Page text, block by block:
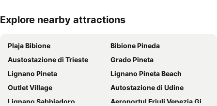
Explore nearby attractions
Plaja Bibione
Bibione Pineda
Austostazione di Trieste
Grado Pineta
Lignano Pineta
Lignano Pineta Beach
Outlet Village
Autostazione di Udine
Lignano Sabbiadoro
Aeroportul Friuli Venezia Giulia